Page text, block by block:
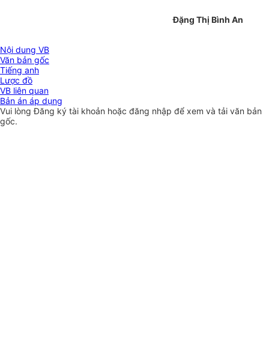
Đặng Thị Bình An
Nội dung VB
Văn bản gốc
Tiếng anh
Lược đồ
VB liên quan
Bản án áp dụng
Vui lòngĐăng ký tài khoản hoặc đăng nhập để xem và tải văn bản
gốc.